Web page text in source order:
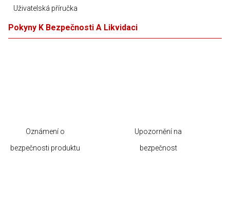
Uživatelská příručka
Pokyny K Bezpečnosti A Likvidaci
Oznámení o
bezpečnosti produktu
Upozornění na
bezpečnost